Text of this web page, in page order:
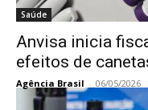
Saúde
Anvisa inicia
efeitos de
Agência Brasil - 06/05/2026